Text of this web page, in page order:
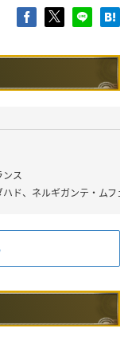
ンス
ハド、ネルギガンテ・ムフ